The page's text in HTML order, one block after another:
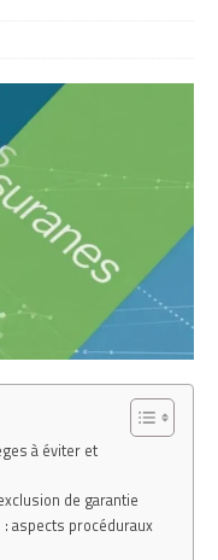
à éviter et
de garantie
aspects procéduraux